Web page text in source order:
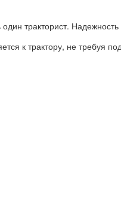
тракторист.
к трактору, не требуя